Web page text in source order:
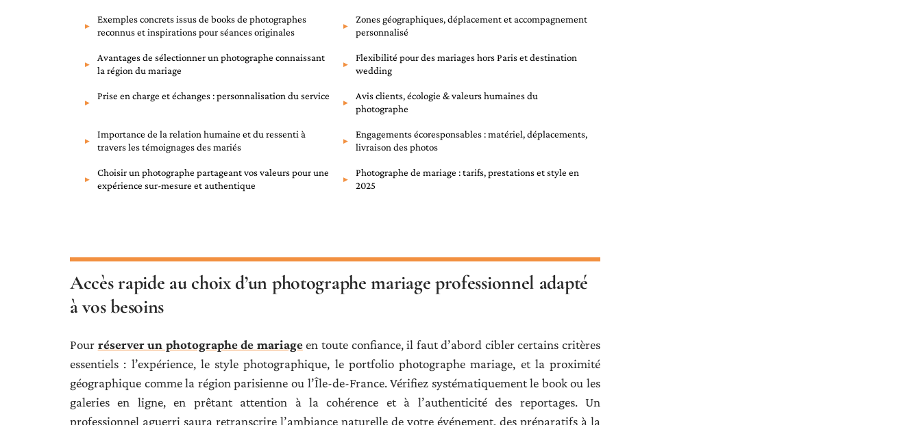
Exemples concrets issus de books de photographes
reconnus et inspirations pour séances originales
Zones géographiques, déplacement et accompagnement
personnalisé
Avantages de sélectionner un photographe connaissant
la région du mariage
Flexibilité pour des mariages hors Paris et destination
wedding
Prise en charge et échanges : personnalisation du service
Avis clients, écologie & valeurs humaines du
photographe
Importance de la relation humaine et du ressenti à
travers les témoignages des mariés
Engagements écoresponsables : matériel, déplacements,
livraison des photos
Choisir un photographe partageant vos valeurs pour une
expérience sur-mesure et authentique
Photographe de mariage : tarifs, prestations et style en
2025
Accès rapide au choix d’un photographe mariage professionnel adapté
à vos besoins
Pour réserver un photographe de mariageen toute confiance, il faut d’abord cibler certains critères
essentiels : l’expérience, le style photographique, le portfolio photographe mariage, et la proximité
géographique comme la région parisienne ou l’Île-de-France. Vérifiez systématiquement le book ou les
galeries en ligne, en prêtant attention à la cohérence et à l’authenticité des reportages. Un
professionnel aguerri saura retranscrire l’ambiance naturelle de votre événement, des préparatifs à la